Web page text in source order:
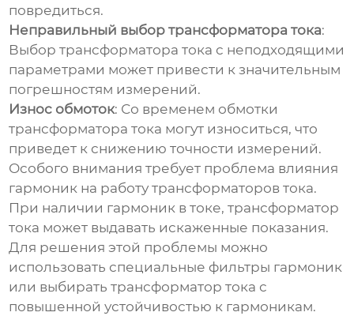
повредиться.
Неправильный выбор трансформатора тока:
Выбор трансформатора тока с неподходящими
параметрами может привести к значительным
погрешностям измерений.
Износ обмоток: Со временем обмотки
трансформатора тока могут износиться, что
приведет к снижению точности измерений.
Особого внимания требует проблема влияния
гармоник на работутрансформаторов тока.
При наличии гармоник в токе, трансформатор
тока может выдавать искаженные показания.
Для решения этой проблемы можно
использовать специальные фильтры гармоник
или выбирать трансформатор тока с
повышенной устойчивостью к гармоникам.